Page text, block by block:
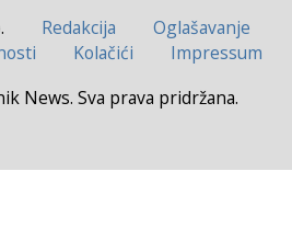
Redakcija
Oglašavanje
Kolačići
Impressum
News. Sva prava pridržana.